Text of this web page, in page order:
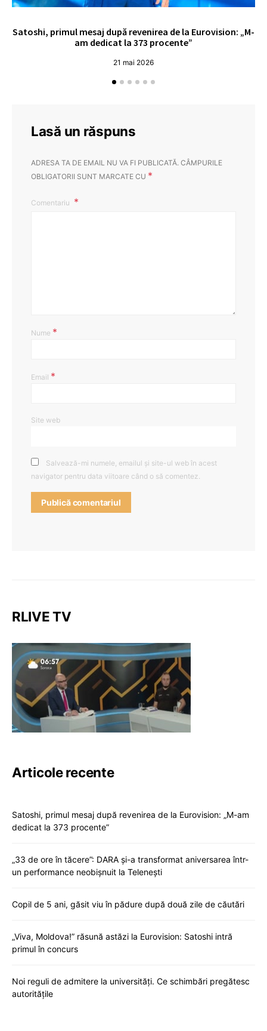
Satoshi, primul mesaj după revenirea de la Eurovision: „M-
am dedicat la 373 procente”
21 mai 2026
Lasă un răspuns
ADRESA TA DE EMAIL NU VA FI PUBLICATĂ. CÂMPURILE
OBLIGATORII SUNT MARCATE CU *
Comentariu
Nume *
Email *
Site web
Salvează-mi numele, emailul și site-ul web în acest
navigator pentru data viitoare când o să comentez.
RLIVE TV
Articole recente
Satoshi, primul mesaj după revenirea de la Eurovision: „M-am
dedicat la 373 procente”
„33 de ore în tăcere”: DARA și-a transformat aniversarea într-
un performance neobișnuit la Telenești
Copil de 5 ani, găsit viu în pădure după două zile de căutări
„Viva, Moldova!” răsună astăzi la Eurovision: Satoshi intră
primul în concurs
Noi reguli de admitere la universități. Ce schimbări pregătesc
autoritățile